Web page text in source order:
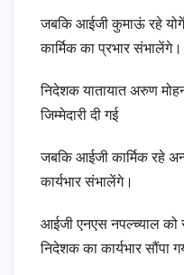
जबकि आईजी कुमाऊं रहे
कार्मिक का प्रभार संभालेंगे।
निदेशक यातायात अरुण
जिम्मेदारी दी गई
जबकि आईजी कार्मिक रहे
कार्यभार संभालेंगे।
आईजी एनएस नपल्च्याल को
निदेशक का कार्यभार सौंपा